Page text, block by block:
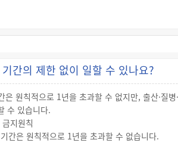
대적 금지업무
로자 파견의 절대적 금지업무에 파견근로자를
간의 제한 없이 일할 수 있나요?
은 원칙적으로 1년을 초과할 수 없지만, 출산·질
수 있습니다.
지원칙
간은 원칙적으로 1년을 초과할 수 없습니다.